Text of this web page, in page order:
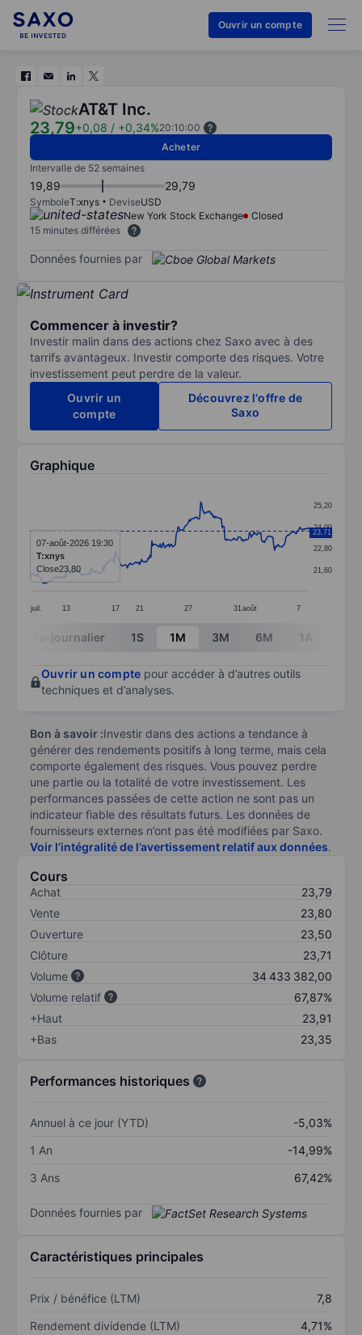
Ouvrir un compte
AT&T Inc.
23,79+0,08 / +0,34%20:10:00
Acheter
Intervalle de 52 semaines
19,89 29,79
SymboleT:xnys DeviseUSD
New York Stock Exchange
Closed
15 minutes différées
Données fournies par
Commencer à investir?
Investir malin dans des actions chez Saxo avec à des
tarrifs avantageux. Investir comporte des risques. Votre
investissement peut perdre de la valeur.
Ouvrir un
compte
Découvrez l'offre de
Saxo
Graphique
Line chart with 299 data points.
The chart has 1 X axis displaying categories.
The chart has 1 Y axis displaying values. Data
juil. 13 17 21 27 31 août 7
21,60
22,80
24,00
25,20
23,71
07-août-2026 19:30
T:xnys
Close23,80
End of interactive chart.
Intra-journalier 1S 1M 3M 6M 1A
Ouvrir un compte pour accéder à d’autres outils
techniques et d’analyses.
Bon à savoir :Investir dans des actions a tendance à
générer des rendements positifs à long terme, mais cela
comporte également des risques. Vous pouvez perdre
une partie ou la totalité de votre investissement. Les
performances passées de cette action ne sont pas un
indicateur fiable des résultats futurs. Les données de
fournisseurs externes n’ont pas été modifiées par Saxo.
Voir l’intégralité de l’avertissement relatif aux données.
Cours
Achat
23,79
Vente
23,80
Ouverture
23,50
Clôture
23,71
Volume
34 433 382,00
Volume relatif
67,87%
+Haut
23,91
+Bas
23,35
Performances historiques
Annuel à ce jour (YTD)
-5,03%
1 An
-14,99%
3 Ans
67,42%
Données fournies par
Caractéristiques principales
Prix / bénéfice (LTM)
7,8
Rendement dividende (LTM)
4,71%